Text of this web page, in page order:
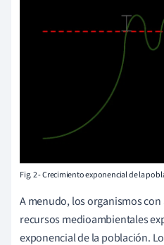
Fig. 2 - Crecimiento exponencial de la
A menudo, los organismos
recursos medioambientales
exponencial de la población.